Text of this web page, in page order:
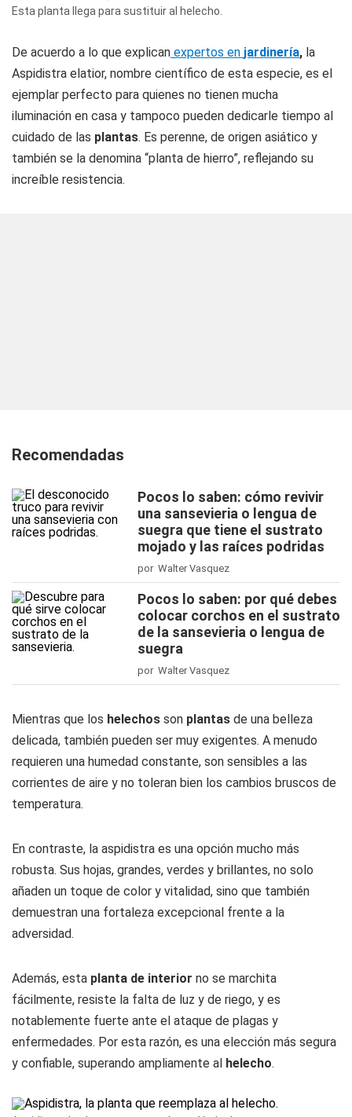
Esta planta llega para sustituir al helecho.
De acuerdo a lo que explican expertos en jardinería, la
Aspidistra elatior, nombre científico de esta especie, es el
ejemplar perfecto para quienes no tienen mucha
iluminación en casa y tampoco pueden dedicarle tiempo al
cuidado de las plantas. Es perenne, de origen asiático y
también se la denomina “planta de hierro”, reflejando su
increíble resistencia.
Recomendadas
Pocos lo saben: cómo revivir
una sansevieria o lengua de
suegra que tiene el sustrato
mojado y las raíces podridas
por Walter Vasquez
Pocos lo saben: por qué debes
colocar corchos en el sustrato
de la sansevieria o lengua de
suegra
por Walter Vasquez
Mientras que los helechos son plantas de una belleza
delicada, también pueden ser muy exigentes. A menudo
requieren una humedad constante, son sensibles a las
corrientes de aire y no toleran bien los cambios bruscos de
temperatura.
En contraste, la aspidistra es una opción mucho más
robusta. Sus hojas, grandes, verdes y brillantes, no solo
añaden un toque de color y vitalidad, sino que también
demuestran una fortaleza excepcional frente a la
adversidad.
Además, esta planta de interior no se marchita
fácilmente, resiste la falta de luz y de riego, y es
notablemente fuerte ante el ataque de plagas y
enfermedades. Por esta razón, es una elección más segura
y confiable, superando ampliamente al helecho.